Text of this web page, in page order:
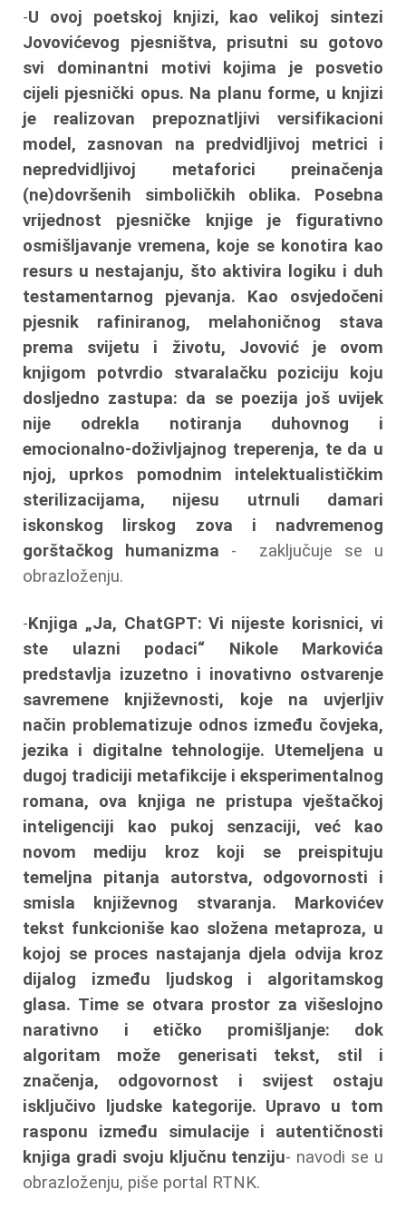
-U ovoj poetskoj knjizi, kao velikoj sintezi
Jovovićevog pjesništva, prisutni su gotovo
svi dominantni motivi kojima je posvetio
cijeli pjesnički opus. Na planu forme, u knjizi
je realizovan prepoznatljivi versifikacioni
model, zasnovan na predvidljivoj metrici i
nepredvidljivoj metaforici preinačenja
(ne)dovršenih simboličkih oblika. Posebna
vrijednost pjesničke knjige je figurativno
osmišljavanje vremena, koje se konotira kao
resurs u nestajanju, što aktivira logiku i duh
testamentarnog pjevanja. Kao osvjedočeni
pjesnik rafiniranog, melahoničnog stava
prema svijetu i životu, Jovović je ovom
knjigom potvrdio stvaralačku poziciju koju
dosljedno zastupa: da se poezija još uvijek
nije odrekla notiranja duhovnog i
emocionalno-doživljajnog treperenja, te da u
njoj, uprkos pomodnim intelektualističkim
sterilizacijama, nijesu utrnuli damari
iskonskog lirskog zova i nadvremenog
gorštačkog humanizma - zaključuje se u
obrazloženju.
-Knjiga „Ja, ChatGPT: Vi nijeste korisnici, vi
ste ulazni podaci“ Nikole Markovića
predstavlja izuzetno i inovativno ostvarenje
savremene književnosti, koje na uvjerljiv
način problematizuje odnos između čovjeka,
jezika i digitalne tehnologije. Utemeljena u
dugoj tradiciji metafikcije i eksperimentalnog
romana, ova knjiga ne pristupa vještačkoj
inteligenciji kao pukoj senzaciji, već kao
novom mediju kroz koji se preispituju
temeljna pitanja autorstva, odgovornosti i
smisla književnog stvaranja. Markovićev
tekst funkcioniše kao složena metaproza, u
kojoj se proces nastajanja djela odvija kroz
dijalog između ljudskog i algoritamskog
glasa. Time se otvara prostor za višeslojno
narativno i etičko promišljanje: dok
algoritam može generisati tekst, stil i
značenja, odgovornost i svijest ostaju
isključivo ljudske kategorije. Upravo u tom
rasponu između simulacije i autentičnosti
knjiga gradi svoju ključnu tenziju- navodi se u
obrazloženju, piše portal RTNK.